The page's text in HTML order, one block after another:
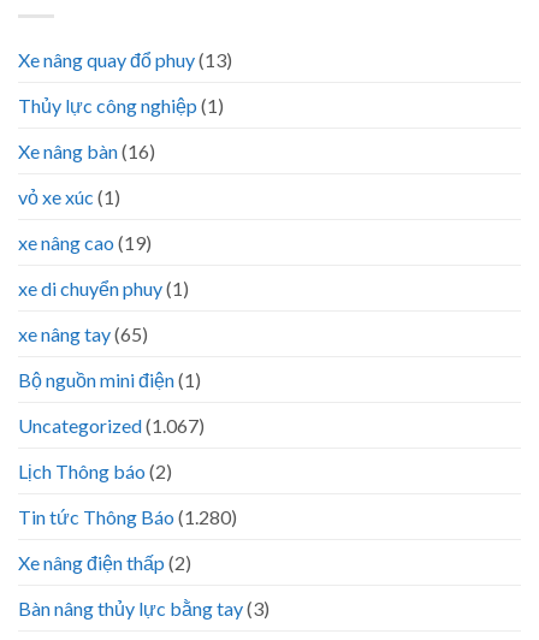
Xe nâng quay đổ phuy(13)
Thủy lực công nghiệp (1)
Xe nâng bàn(16)
vỏ xe xúc (1)
xe nâng cao (19)
xe di chuyển phuy(1)
xe nâng tay(65)
Bộ nguồn mini điện(1)
Uncategorized(1.067)
Lịch Thông báo (2)
Tin tức Thông Báo (1.280)
Xe nâng điện thấp (2)
Bàn nâng thủy lực bằng tay(3)